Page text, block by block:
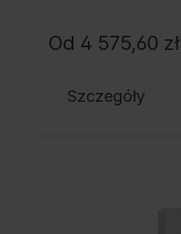
Od 4 575,60
Szczegóły